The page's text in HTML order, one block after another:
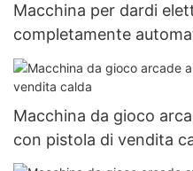
Macchina per dardi
completamente
Giochi a gettoni premium
Macchina da gioco
con pistola di vendita